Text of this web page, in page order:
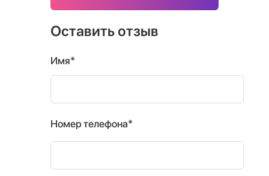
Оставить отзыв
Имя*
Номер телефона*